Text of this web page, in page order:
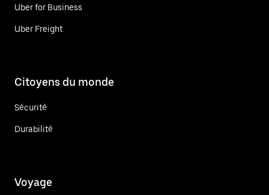
Uber for Business
Uber Freight
Citoyens du monde
Sécurité
Durabilité
Voyage